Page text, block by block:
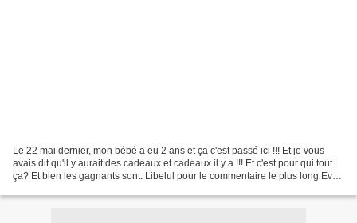
Le 22 mai dernier, mon bébé a eu 2 ans et ça c'est passé ici !!! Et je vous
avais dit qu'il y aurait des cadeaux et cadeaux il y a !!! Et c'est pour qui tout
ça? Et bien les gagnants sont: Libelul pour le commentaire le plus long Ev